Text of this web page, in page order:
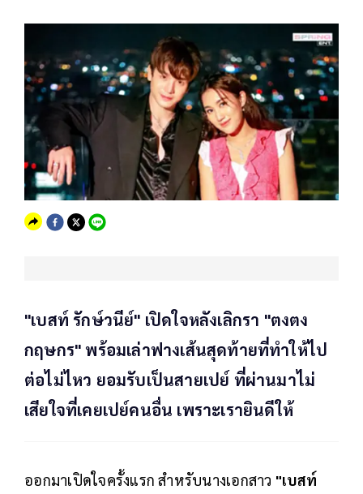
"เบสท์ รักษ์วนีย์" เปิดใจหลังเลิกรา "ตงตง
กฤษกร" พร้อมเล่าฟางเส้นสุดท้ายที่ทำให้ไป
ต่อไม่ไหว ยอมรับเป็นสายเปย์ ที่ผ่านมาไม่
เสียใจที่เคยเปย์คนอื่น เพราะเรายินดีให้
ออกมาเปิดใจครั้งแรก สำหรับนางเอกสาว "เบสท์